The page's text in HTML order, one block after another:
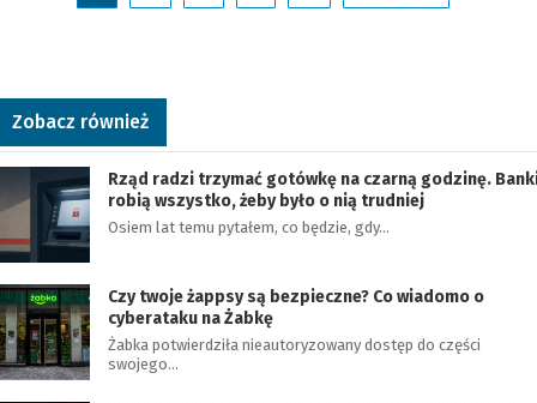
Zobacz również
Rząd radzi trzymać gotówkę na czarną godzinę.
robią wszystko, żeby było o nią trudniej
Osiem lat temu pytałem, co będzie, gdy…
Czy twoje żappsy są bezpieczne? Co wiadomo o
cyberataku na Żabkę
Żabka potwierdziła nieautoryzowany dostęp do części
swojego…